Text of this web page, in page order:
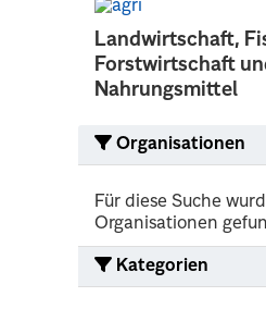
Landwirtschaft,
Forstwirtschaft
Nahrungsmittel
Organisationen
Für diese Suche
Organisationen
Kategorien